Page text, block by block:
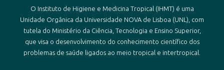
O Instituto de Higiene e Medicina Tropical (IHMT) é uma
Unidade Orgânica da Universidade NOVA de Lisboa (UNL), com
tutela do Ministério da Ciência, Tecnologia e Ensino Superior,
que visa o desenvolvimento do conhecimento científico dos
problemas de saúde ligados ao meio tropical e intertropical.